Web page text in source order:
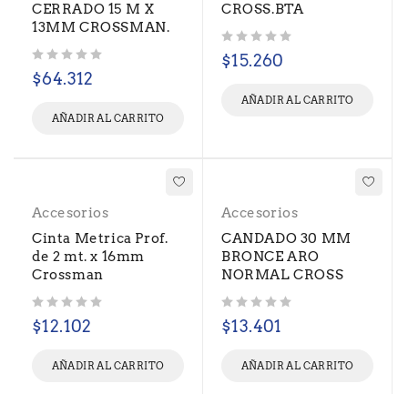
CERRADO 15 M X
13MM CROSSMAN.
$64.312
AÑADIR AL CARRITO
CROSS.BTA
$15.260
AÑADIR AL CARRITO
Accesorios
Cinta Metrica Prof.
de 2 mt. x 16mm
Crossman
$12.102
AÑADIR AL CARRITO
Accesorios
CANDADO 30 MM
BRONCE ARO
NORMAL CROSS
$13.401
AÑADIR AL CARRITO